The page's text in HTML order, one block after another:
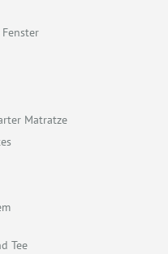
Matratze
Tee